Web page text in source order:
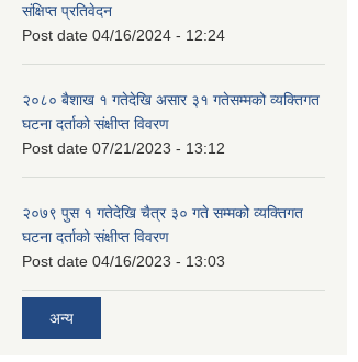
संक्षिप्त प्रतिवेदन
Post date 04/16/2024 - 12:24
२०८० बैशाख १ गतेदेखि असार ३१ गतेसम्मको व्यक्तिगत
घटना दर्ताको संक्षीप्त विवरण
Post date 07/21/2023 - 13:12
२०७९ पुस १ गतेदेखि चैत्र ३० गते सम्मको व्यक्तिगत
घटना दर्ताको संक्षीप्त विवरण
Post date 04/16/2023 - 13:03
अन्य